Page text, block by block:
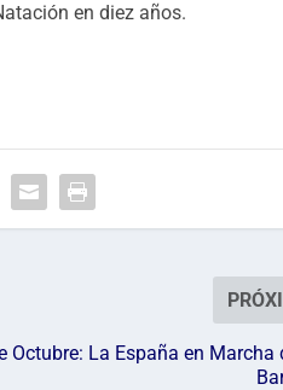
en diez años.
Octubre: La España en Marcha